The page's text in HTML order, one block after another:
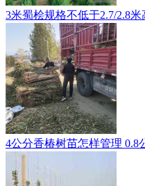
3米蜀桧规格不低于2.7/2.8
4公分香椿树苗怎样管理 0.8